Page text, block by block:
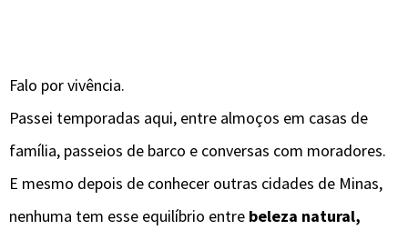
Falo por vivência.
Passei temporadas aqui, entre almoços em casas de
família, passeios de barco e conversas com moradores.
E mesmo depois de conhecer outras cidades de Minas,
nenhuma tem esse equilíbrio entre beleza natural,